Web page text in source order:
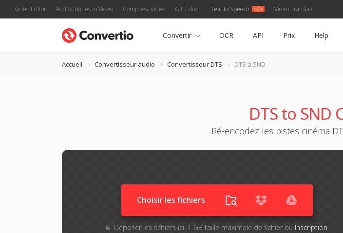
Video Editor Add Subtitles to Video Compress Video GIF Editor Text to Speech Video Translator
Convertir OCR API Prix Help
Accueil Convertisseur audio Convertisseur DTS DTS à SND
DTS to SND
Ré-encodez les pistes cinéma
Choisir les fichiers
Déposer les fichiers ici. 1 GB taille maximale de fichier ou Inscription